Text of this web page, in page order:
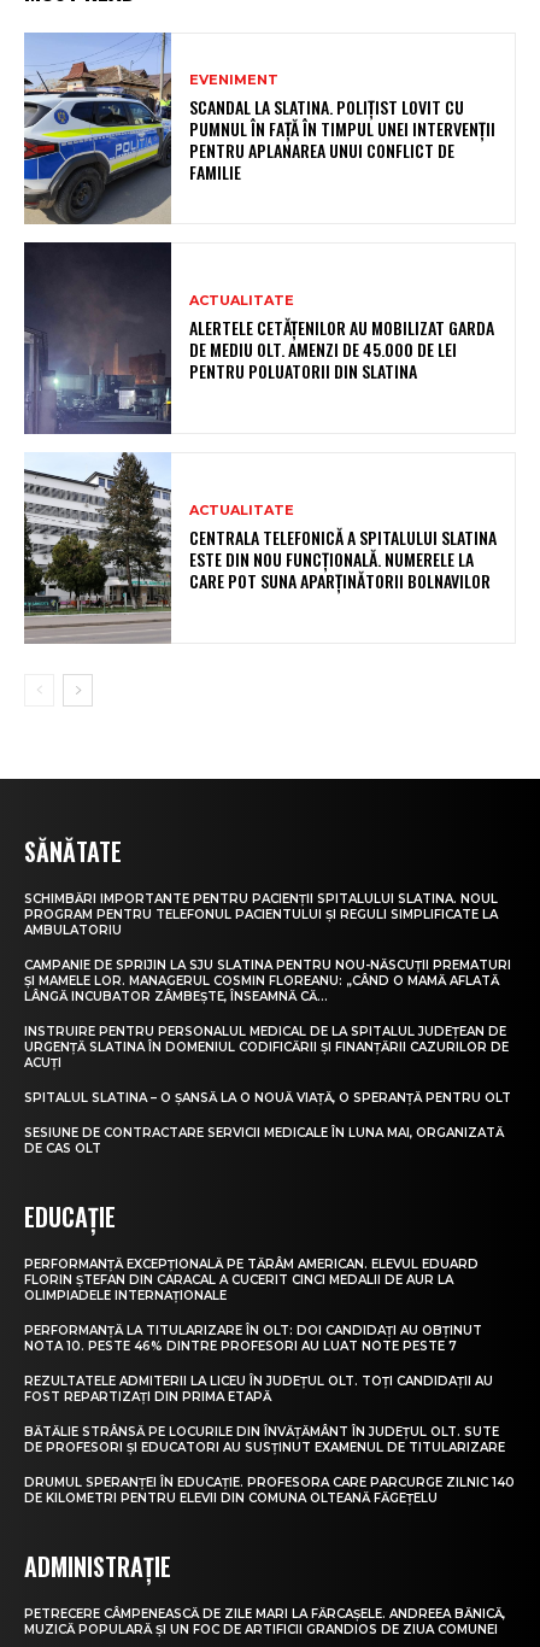
EVENIMENT
SCANDAL LA SLATINA. POLIȚIST LOVIT CU
PUMNUL ÎN FAȚĂ ÎN TIMPUL UNEI INTERVENȚII
PENTRU APLANAREA UNUI CONFLICT DE
FAMILIE
ACTUALITATE
ALERTELE CETĂȚENILOR AU MOBILIZAT GARDA
DE MEDIU OLT. AMENZI DE 45.000 DE LEI
PENTRU POLUATORII DIN SLATINA
ACTUALITATE
CENTRALA TELEFONICĂ A SPITALULUI SLATINA
ESTE DIN NOU FUNCȚIONALĂ. NUMERELE LA
CARE POT SUNA APARȚINĂTORII BOLNAVILOR
SĂNĂTATE
SCHIMBĂRI IMPORTANTE PENTRU PACIENȚII SPITALULUI SLATINA. NOUL
PROGRAM PENTRU TELEFONUL PACIENTULUI ȘI REGULI SIMPLIFICATE LA
AMBULATORIU
CAMPANIE DE SPRIJIN LA SJU SLATINA PENTRU NOU-NĂSCUȚII PREMATURI
ȘI MAMELE LOR. MANAGERUL COSMIN FLOREANU: „CÂND O MAMĂ AFLATĂ
LÂNGĂ INCUBATOR ZÂMBEȘTE, ÎNSEAMNĂ CĂ...
INSTRUIRE PENTRU PERSONALUL MEDICAL DE LA SPITALUL JUDEȚEAN DE
URGENȚĂ SLATINA ÎN DOMENIUL CODIFICĂRII ȘI FINANȚĂRII CAZURILOR DE
ACUȚI
SPITALUL SLATINA – O ȘANSĂ LA O NOUĂ VIAȚĂ, O SPERANȚĂ PENTRU OLT
SESIUNE DE CONTRACTARE SERVICII MEDICALE ÎN LUNA MAI, ORGANIZATĂ
DE CAS OLT
EDUCAȚIE
PERFORMANȚĂ EXCEPȚIONALĂ PE TĂRÂM AMERICAN. ELEVUL EDUARD
FLORIN ȘTEFAN DIN CARACAL A CUCERIT CINCI MEDALII DE AUR LA
OLIMPIADELE INTERNAȚIONALE
PERFORMANȚĂ LA TITULARIZARE ÎN OLT: DOI CANDIDAȚI AU OBȚINUT
NOTA 10. PESTE 46% DINTRE PROFESORI AU LUAT NOTE PESTE 7
REZULTATELE ADMITERII LA LICEU ÎN JUDEȚUL OLT. TOȚI CANDIDAȚII AU
FOST REPARTIZAȚI DIN PRIMA ETAPĂ
BĂTĂLIE STRÂNSĂ PE LOCURILE DIN ÎNVĂȚĂMÂNT ÎN JUDEȚUL OLT. SUTE
DE PROFESORI ȘI EDUCATORI AU SUSȚINUT EXAMENUL DE TITULARIZARE
DRUMUL SPERANȚEI ÎN EDUCAȚIE. PROFESORA CARE PARCURGE ZILNIC 140
DE KILOMETRI PENTRU ELEVII DIN COMUNA OLTEANĂ FĂGEȚELU
ADMINISTRAȚIE
PETRECERE CÂMPENEASCĂ DE ZILE MARI LA FĂRCAȘELE. ANDREEA BĂNICĂ,
MUZICĂ POPULARĂ ȘI UN FOC DE ARTIFICII GRANDIOS DE ZIUA COMUNEI